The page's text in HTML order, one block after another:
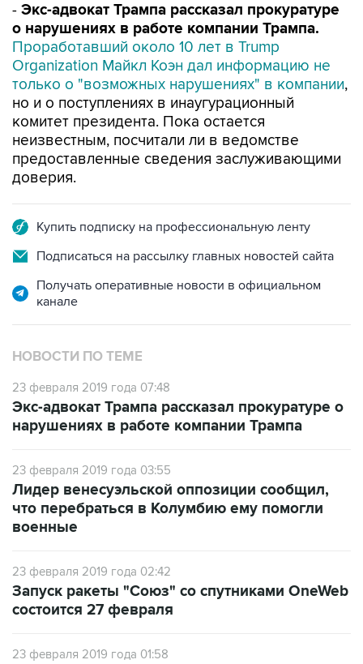
- Экс-адвокат Трампа рассказал прокуратуре
о нарушениях в работе компании Трампа.
Проработавший около 10 лет в Trump
Organization Майкл Коэн дал информацию не
только о "возможных нарушениях" в компании,
но и о поступлениях в инаугурационный
комитет президента. Пока остается
неизвестным, посчитали ли в ведомстве
предоставленные сведения заслуживающими
доверия.
Купить подписку на профессиональную ленту
Подписаться на рассылку главных новостей сайта
Получать оперативные новости в официальном
канале
НОВОСТИ ПО ТЕМЕ
23 февраля 2019 года 07:48
Экс-адвокат Трампа рассказал прокуратуре о
нарушениях в работе компании Трампа
23 февраля 2019 года 03:55
Лидер венесуэльской оппозиции сообщил,
что перебраться в Колумбию ему помогли
военные
23 февраля 2019 года 02:42
Запуск ракеты "Союз" со спутниками OneWeb
состоится 27 февраля
23 февраля 2019 года 01:58